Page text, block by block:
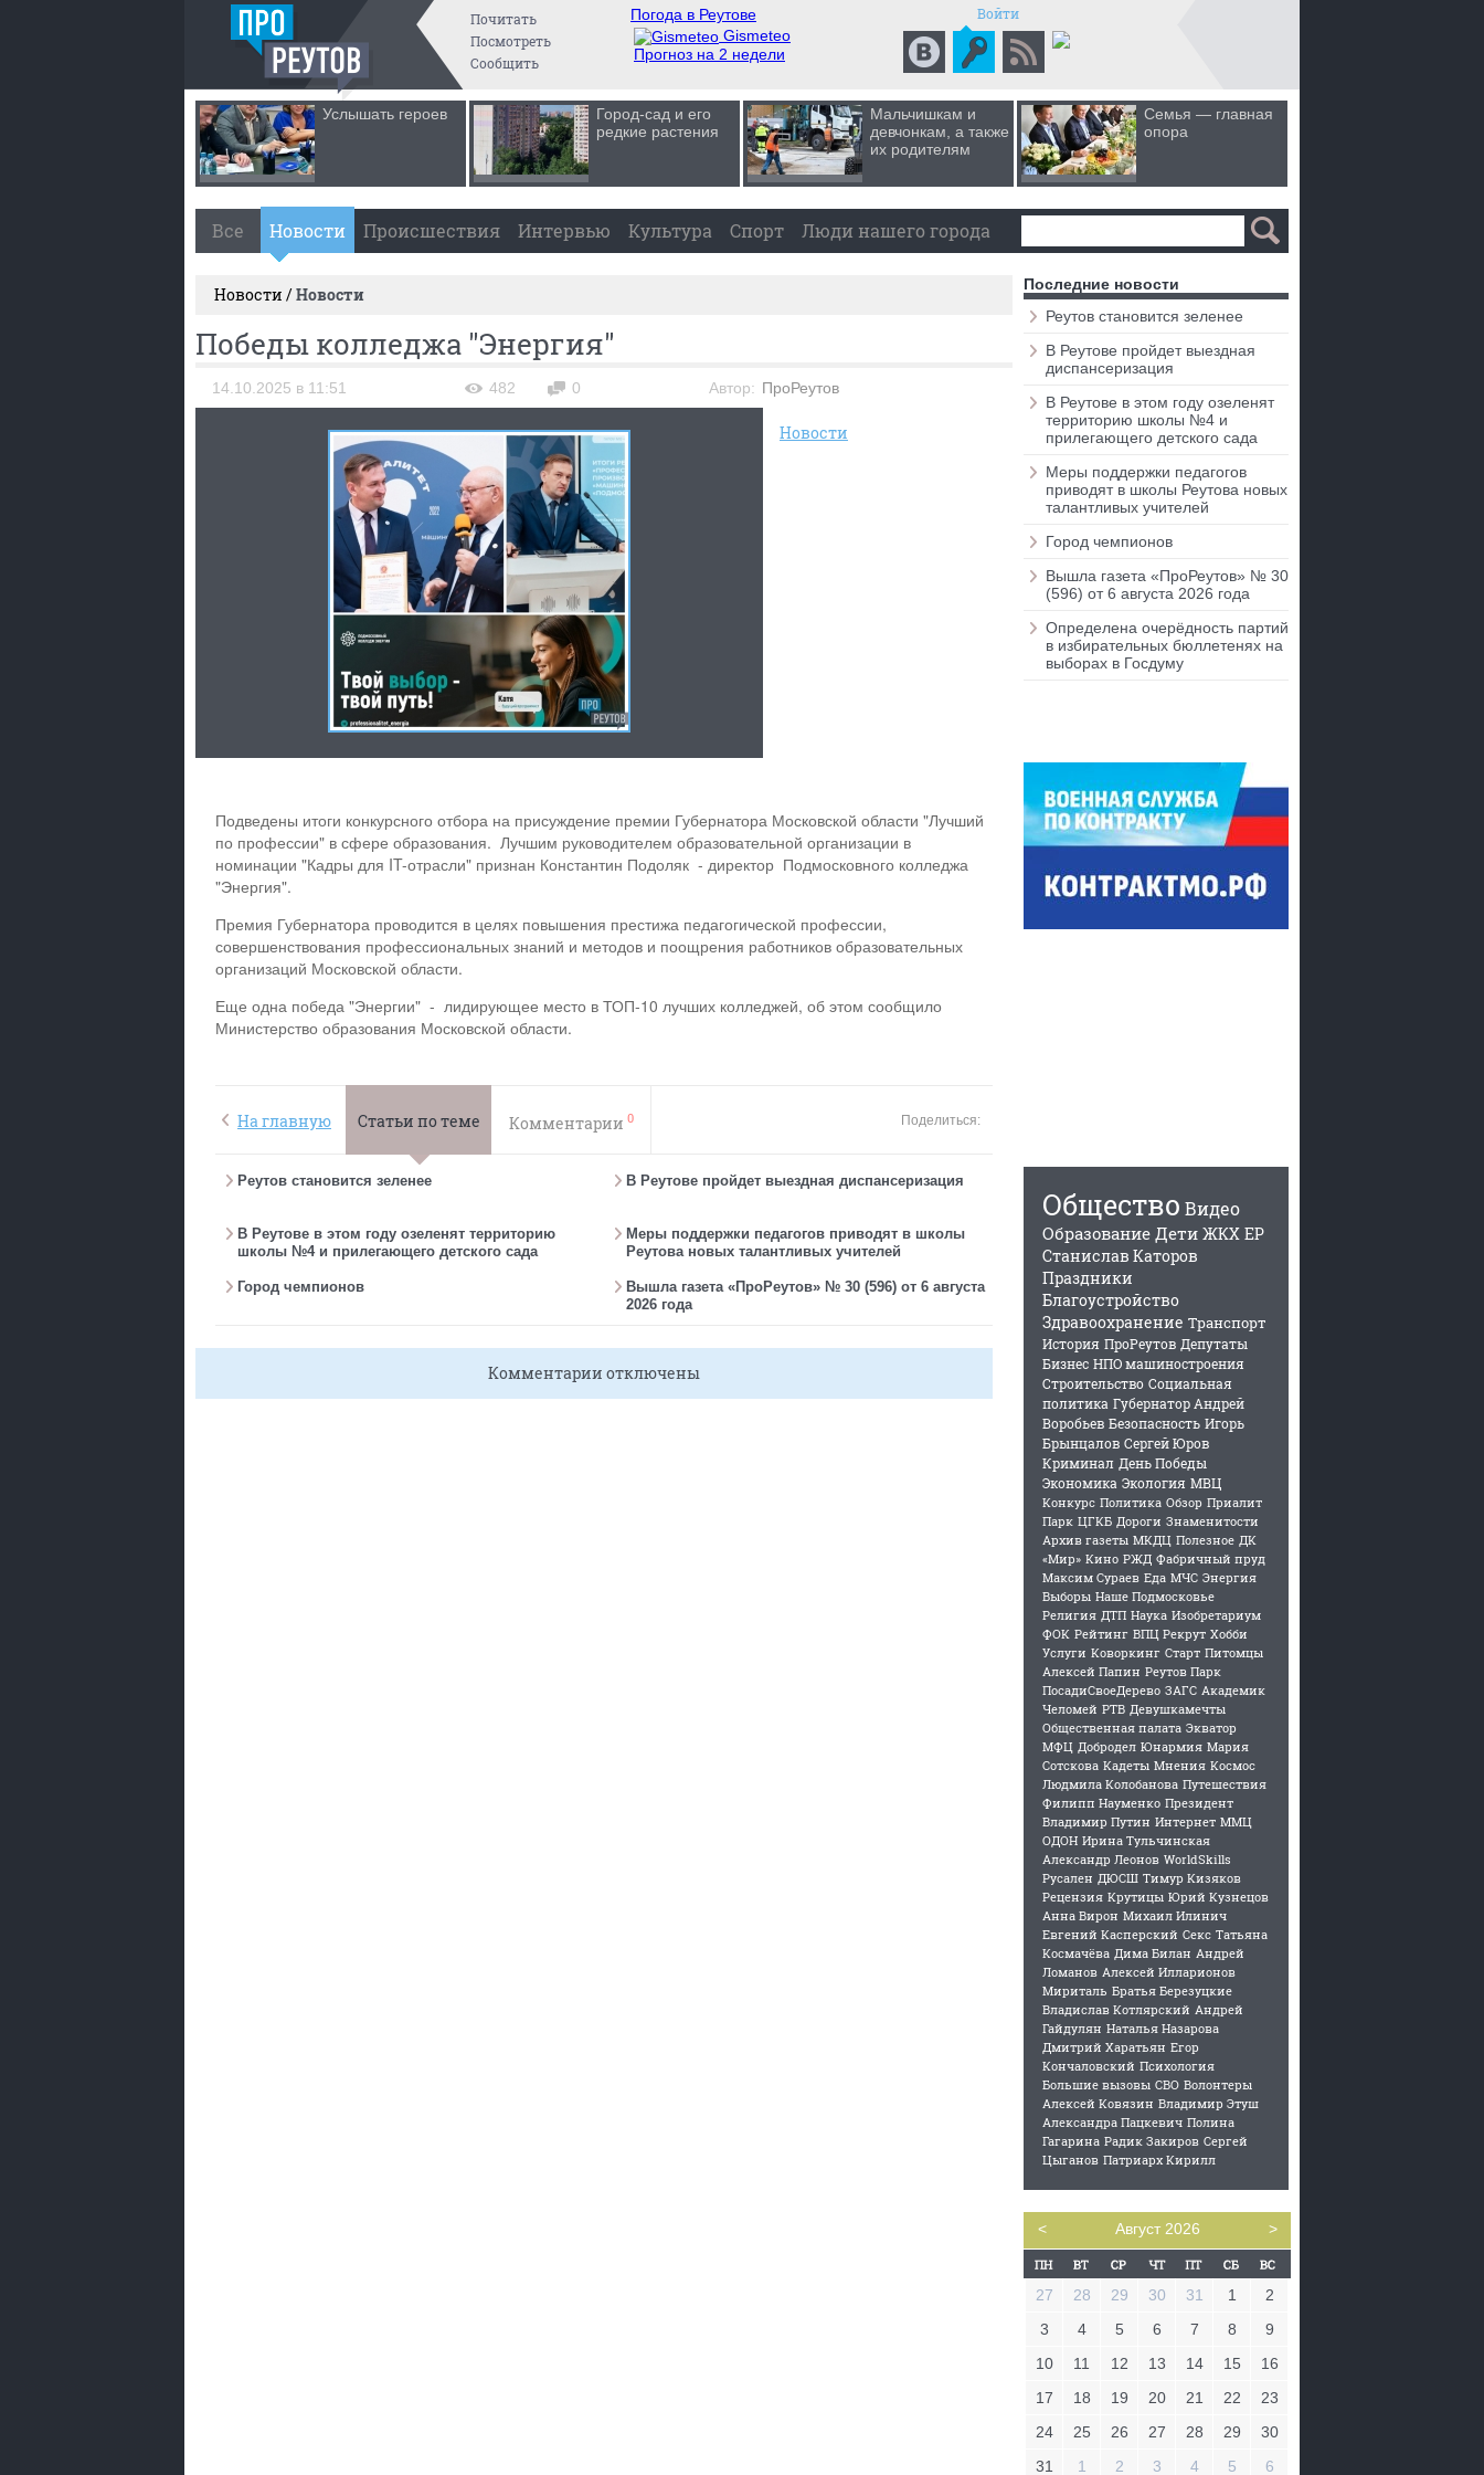
Почитать
Посмотреть
Сообщить
Погода в Реутове
Gismeteo
Прогноз на 2 недели
Войти
Услышать героев
Город-сад и его
редкие растения
Мальчишкам и
девчонкам, а также
их родителям
Семья — главная
опора
Все Новости Происшествия Интервью Культура Спорт Люди нашего города
Новости /Новости
Победы колледжа "Энергия"
14.10.2025 в 11:51 482 0 Автор: ПроРеутов
Новости
Подведены итоги конкурсного отбора на присуждение премии Губернатора Московской области "Лучший
по профессии" в сфере образования. Лучшим руководителем образовательной организации в
номинации "Кадры для IT-отрасли" признан Константин Подоляк - директор Подмосковного колледжа
"Энергия".
Премия Губернатора проводится в целях повышения престижа педагогической профессии,
совершенствования профессиональных знаний и методов и поощрения работников образовательных
организаций Московской области.
Еще одна победа "Энергии" - лидирующее место в ТОП-10 лучших колледжей, об этом сообщило
Министерство образования Московской области.
На главную Статьи по теме Комментарии 0 Поделиться:
Реутов становится зеленее В Реутове пройдет выездная диспансеризация
В Реутове в этом году озеленят территорию
школы №4 и прилегающего детского сада
Меры поддержки педагогов приводят в школы
Реутова новых талантливых учителей
Город чемпионов
Вышла газета «ПроРеутов» № 30 (596) от 6 августа
2026 года
Комментарии отключены
Последние новости
Реутов становится зеленее
В Реутове пройдет выездная
диспансеризация
В Реутове в этом году озеленят
территорию школы №4 и
прилегающего детского сада
Меры поддержки педагогов
приводят в школы Реутова новых
талантливых учителей
Город чемпионов
Вышла газета «ПроРеутов» № 30
(596) от 6 августа 2026 года
Определена очерёдность партий
в избирательных бюллетенях на
выборах в Госдуму
Общество Видео
Образование Дети ЖКХ ЕР
Станислав Каторов
Праздники
Благоустройство
Здравоохранение Транспорт
История ПроРеутов Депутаты
Бизнес НПО машиностроения
Строительство Социальная
политика Губернатор Андрей
Воробьев Безопасность Игорь
Брынцалов Сергей Юров
Криминал День Победы
Экономика Экология МВЦ
Конкурс Политика Обзор Приалит
Парк ЦГКБ Дороги Знаменитости
Архив газеты МКДЦ Полезное ДК
«Мир» Кино РЖД Фабричный пруд
Максим Сураев Еда МЧС Энергия
Выборы Наше Подмосковье
Религия ДТП Наука Изобретариум
ФОК Рейтинг ВПЦ Рекрут Хобби
Услуги Коворкинг Старт Питомцы
Алексей Папин Реутов Парк
ПосадиСвоеДерево ЗАГС Академик
Челомей РТВ Девушкамечты
Общественная палата Экватор
МФЦ Добродел Юнармия Мария
Сотскова Кадеты Мнения Космос
Людмила Колобанова Путешествия
Филипп Науменко Президент
Владимир Путин Интернет ММЦ
ОДОН Ирина Тульчинская
Александр Леонов WorldSkills
Русален ДЮСШ Тимур Кизяков
Рецензия Крутицы Юрий Кузнецов
Анна Вирон Михаил Илинич
Евгений Касперский Секс Татьяна
Космачёва Дима Билан Андрей
Ломанов Алексей Илларионов
Мириталь Братья Березуцкие
Владислав Котлярский Андрей
Гайдулян Наталья Назарова
Дмитрий Харатьян Егор
Кончаловский Психология
Большие вызовы СВО Волонтеры
Алексей Ковязин Владимир Этуш
Александра Пацкевич Полина
Гагарина Радик Закиров Сергей
Цыганов Патриарх Кирилл
< Август 2026 >
27 28 29 30 31 1
2
3
4 5 6 7 8
9
10
11 12 13 14 15
16
17
18 19 20 21 22
23
24
25 26 27 28 29
30
31
1 2 3 4 5 6